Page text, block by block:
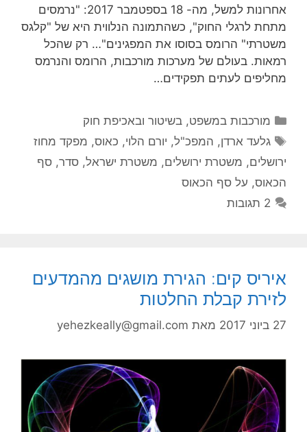
אחרונות למשל, מה- 18 בספטמבר 2017: "נרמסים
מתחת לרגלי החוק", כשהתמונה הנלווית היא של "קלגס
משטרתי" הרומס בסוסו את המפגינים"… רק שהכל
רמאות. בעולם של מערכות מורכבות, הרומס והנרמס
מחליפים לעתים תפקידים…
קטגוריות
מורכבות במשפט, בשיטור ובאכיפת חוק
תגיות
גלעד ארדן, המפכ"ל, יורם הלוי, כאוס, מפקד מחוז
ירושלים, משטרת ירושלים, משטרת ישראל, סדר, סף
הכאוס, על סף הכאוס
2 תגובות
איריס קים: הגירת מושגים מהמדעים
לזירת קבלת החלטות
27 ביוני 2017 מאת yehezkeally@gmail.com